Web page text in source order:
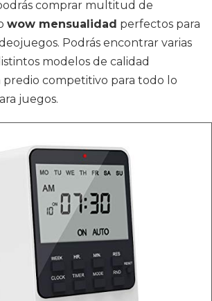
comprar multitud de
wow mensualidad perfectos para
Podrás encontrar varias
modelos de calidad
competitivo para todo lo
juegos.